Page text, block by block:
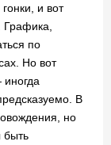
и вот
Графика,
по
Но вот
В
но
быть